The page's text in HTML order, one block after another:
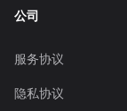
公司
服务协议
隐私协议